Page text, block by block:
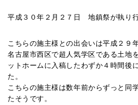
平成３０年２月２７日 地鎮祭が執り行
こちらの施主様との出会いは平成２９
名古屋市西区で超人気学区である土地
ットホームに入稿したわずか４時間後
た。
こちらの施主様は数年前からずっと同
たそうです。